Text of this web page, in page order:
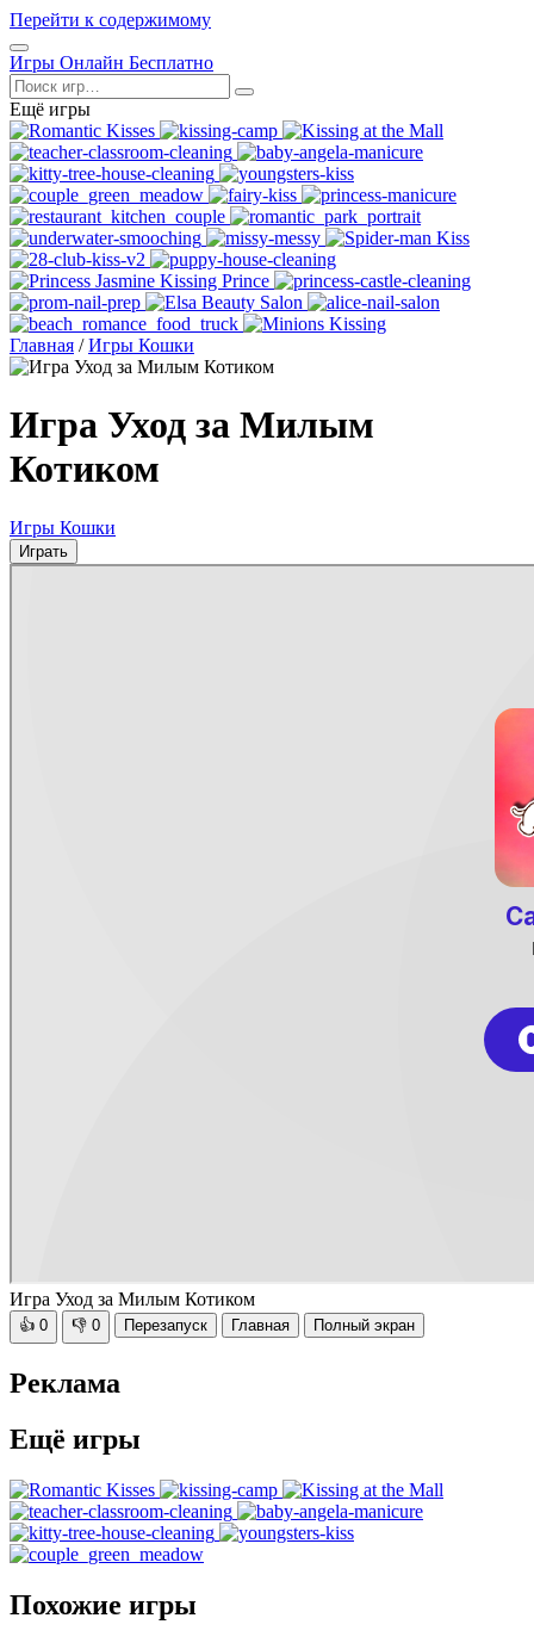
Перейти к содержимому
Открыть
меню
Игры Онлайн Бесплатно
Поиск
Ещё игры
Главная / Игры Кошки
Игра Уход за Милым
Котиком
Игры Кошки
Играть
Игра Уход за Милым Котиком
👍 0 👎 0 Перезапуск Главная Полный экран
Реклама
Ещё игры
Похожие игры